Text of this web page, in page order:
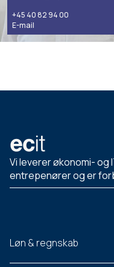
+45 40 82 94 00
E-mail
Vi leverer økonomi-
entrepenører og er
Løn & regnskab